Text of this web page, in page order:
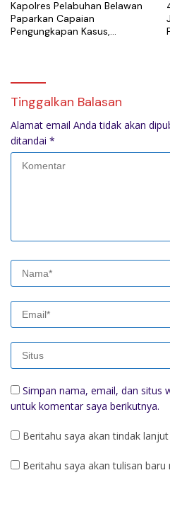
Kapolres Pelabuhan Belawan
Paparkan Capaian
Pengungkapan Kasus,
Tinggalkan Balasan
Alamat email Anda tidak akan
ditandai *
Simpan nama, email, dan situs
untuk komentar saya berikutnya.
Beritahu saya akan tindak
Beritahu saya akan tulisan baru